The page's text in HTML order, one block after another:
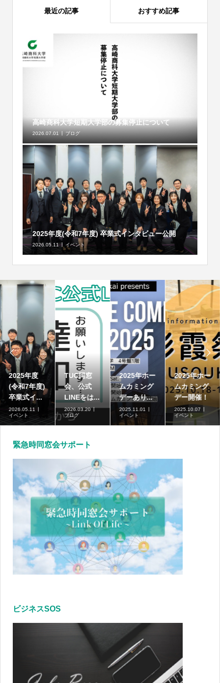
最近の記事 おすすめ記事
高崎商科大学短期大学部の募集停止について
2026.07.01 ブログ
2025年度(令和7年度) 卒業式インタビュー公開
2026.05.11 イベント

ー
！
高崎商科大
学短期大学
部の募集...
2026.07.01
2025年度
(令和7年度)
卒業式イ...
2026.05.11
TUC同窓
会、公式
LINEをは...
2026.03.20
2025年
ムカミ
デーあ

緊急時同窓会サポート
ビジネスSOS